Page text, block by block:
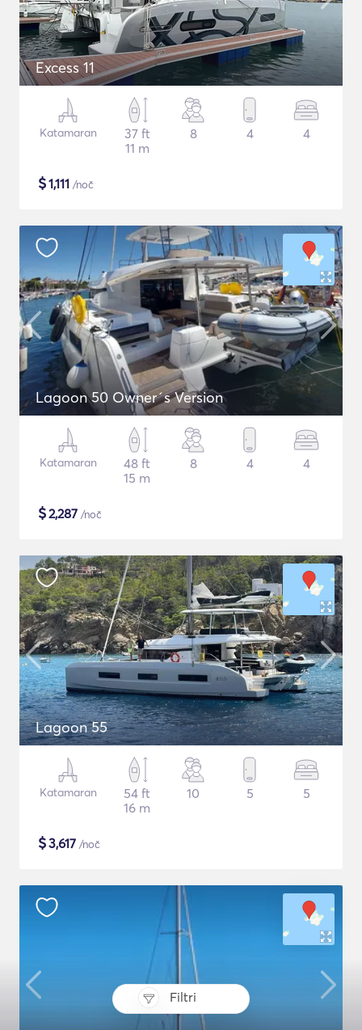
Filtri
Excess 11
Katamaran
37 ft
11 m
8 4 4
$1,111 /noč
Lagoon 50 Owner´s Version
Katamaran
48 ft
15 m
8 4 4
$2,287 /noč
Lagoon 55
Katamaran
54 ft
16 m
10 5 5
$3,617 /noč